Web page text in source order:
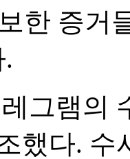
한 증거
그램의
했다. 수